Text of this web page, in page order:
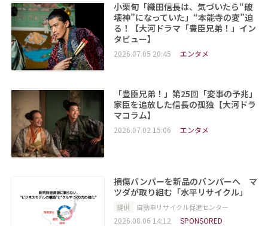
小栗旬「織田信長は、気づいたら“破
壊神”になっていた」“本能寺の変”迫
る！【大河ドラマ「豊臣兄弟！」イン
タビュー】
2026.07.05 20:45 エンタメ
「豊臣兄弟！」第25回「変事の予兆」
家臣を追放した信長の孤独【大河ドラ
マコラム】
2026.07.02 15:06 エンタメ
損傷バンパーを新品のバンパーへ マ
ツダが取り組む「水平リサイクル」
提供 自動車リサイクル促進センター
2026.08.06 14:12 SPONSORED